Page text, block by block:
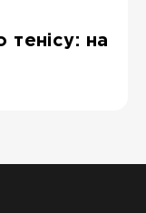
тенісу: на